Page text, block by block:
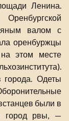
Ленина.
валом с
оренбуржцы
этом месте
Одеты
были в
город рвы, —